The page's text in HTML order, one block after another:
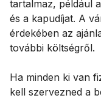
tartalmaz, például
és a kapudíjat. A
érdekében az
további költségről.
Ha minden ki van
kell szervezned a